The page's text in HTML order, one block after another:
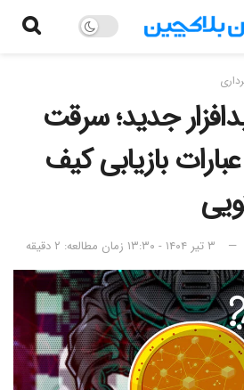
جدید؛ سرقت
بازیابی کیف
۳ تیر ۱۴۰۴ - ۱۳:۳۰ زمان مطالعه: ۲ دقیقه